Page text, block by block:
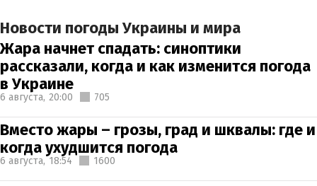
Новости погоды Украины и мира
Жара начнет спадать: синоптики
рассказали, когда и как изменится погода
в Украине
6 августа, 20:00 705
Вместо жары – грозы, град и шквалы: где и
когда ухудшится погода
6 августа, 18:54 1600